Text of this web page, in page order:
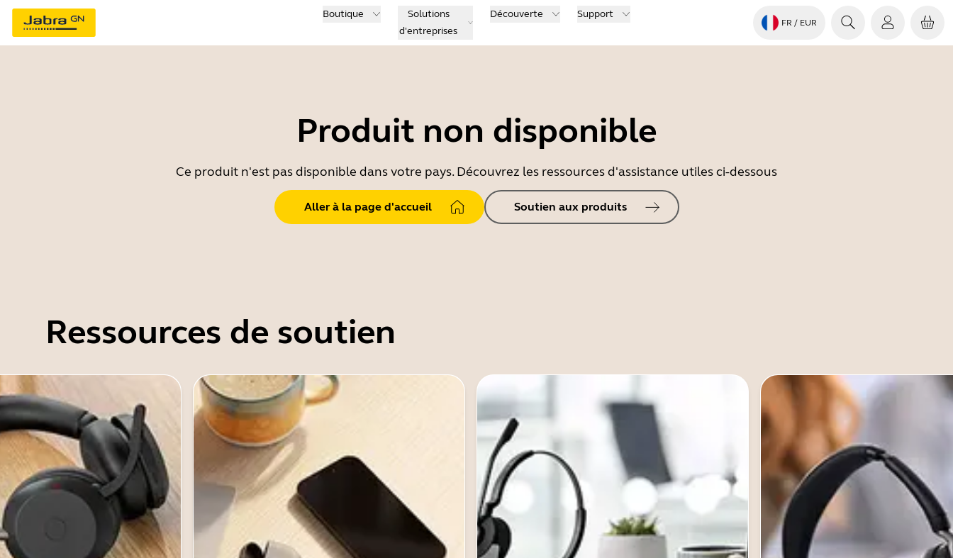
Boutique
Solutions
d'entreprises
Découverte Support
FR / EUR
Produit non disponible
Ce produit n'est pas disponible dans votre pays. Découvrez les ressources d'assistance utiles ci-dessous
Aller à la page d'accueil Soutien aux produits
Ressources de soutien